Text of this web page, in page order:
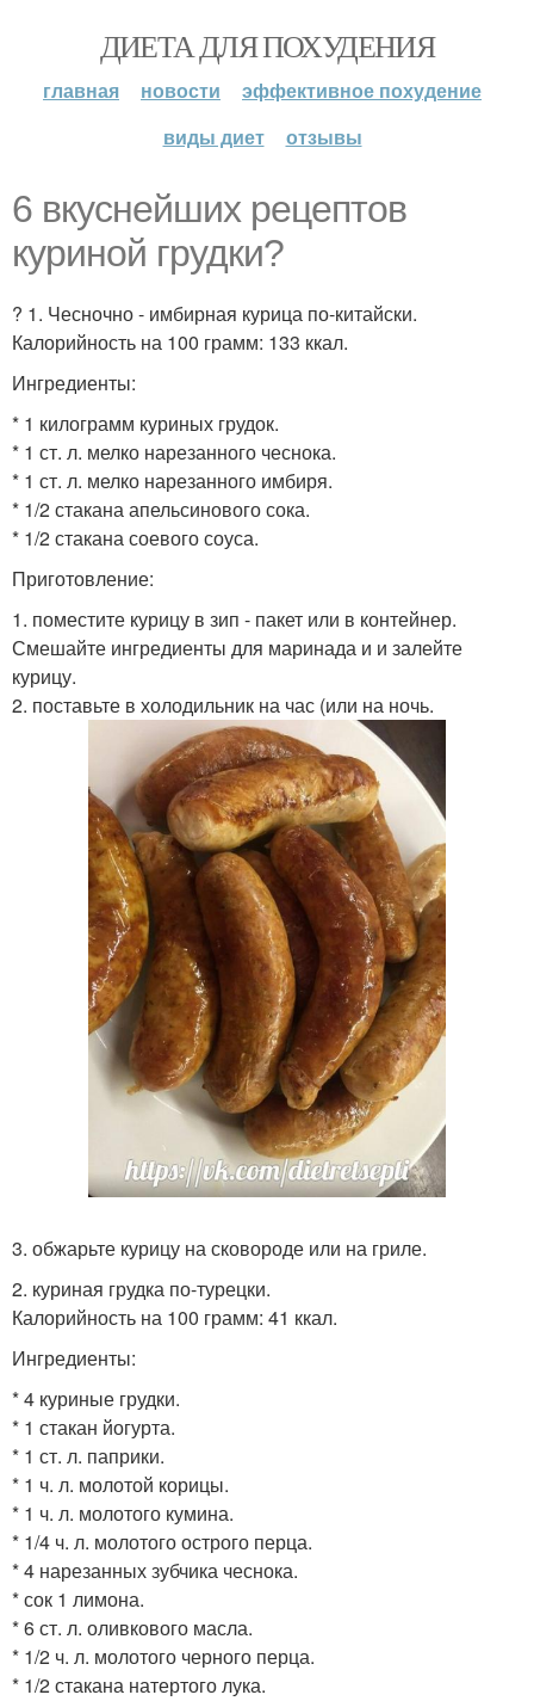
ДИЕТА ДЛЯ ПОХУДЕНИЯ
главная новости
эффективное похудение
виды диет
отзывы
6 вкуснейших рецептов
куриной грудки?
? 1. Чесночно - имбирная курица по-китайски.
Калорийность на 100 грамм: 133 ккал.
Ингредиенты:
* 1 килограмм куриных грудок.
* 1 ст. л. мелко нарезанного чеснока.
* 1 ст. л. мелко нарезанного имбиря.
* 1/2 стакана апельсинового сока.
* 1/2 стакана соевого соуса.
Приготовление:
1. поместите курицу в зип - пакет или в контейнер.
Смешайте ингредиенты для маринада и и залейте
курицу.
2. поставьте в холодильник на час (или на ночь.
3. обжарьте курицу на сковороде или на гриле.
2. куриная грудка по-турецки.
Калорийность на 100 грамм: 41 ккал.
Ингредиенты:
* 4 куриные грудки.
* 1 стакан йогурта.
* 1 ст. л. паприки.
* 1 ч. л. молотой корицы.
* 1 ч. л. молотого кумина.
* 1/4 ч. л. молотого острого перца.
* 4 нарезанных зубчика чеснока.
* сок 1 лимона.
* 6 ст. л. оливкового масла.
* 1/2 ч. л. молотого черного перца.
* 1/2 стакана натертого лука.